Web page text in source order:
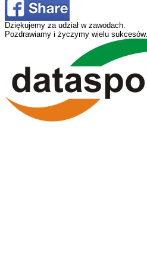
Dziękujemy za udział w zawodach.
Pozdrawiamy i życzymy wielu sukcesów.